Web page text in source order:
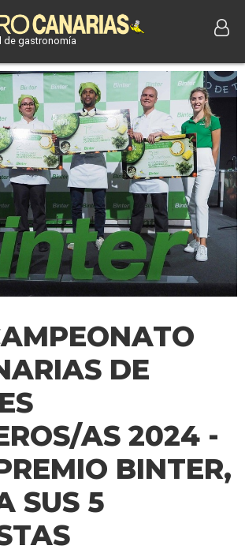
de gastronomía
DE
AS 2024 -
BINTER,
SUS 5